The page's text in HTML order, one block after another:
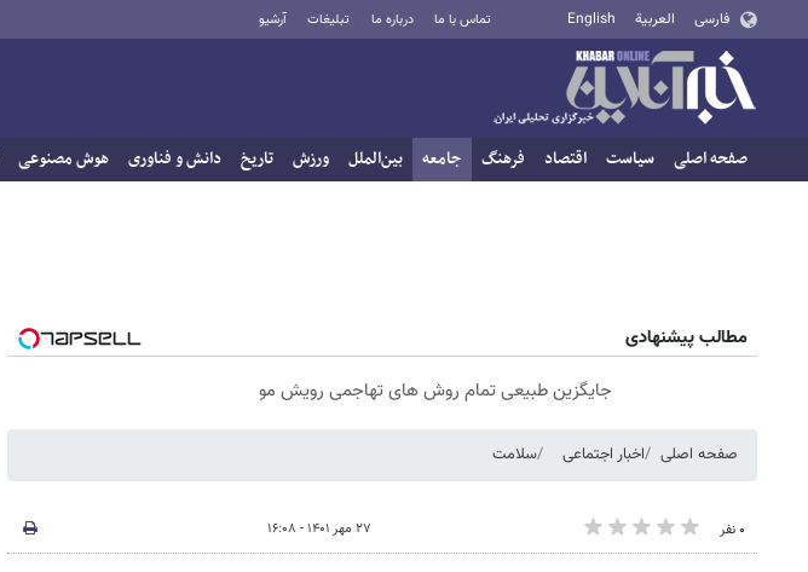
فارسی العربية English تماس با ما درباره ما تبلیغات آرشیو
صفحه اصلی سیاست اقتصاد فرهنگ جامعه بین‌الملل ورزش تاریخ دانش و فناوری هوش مصنوعی
مطالب پیشنهادی
جایگزین طبیعی تمام روش های تهاجمی رویش مو
صفحه اصلی اخبار اجتماعی سلامت
۰ نفر ۲۷ مهر ۱۴۰۱ - ۱۶:۰۸